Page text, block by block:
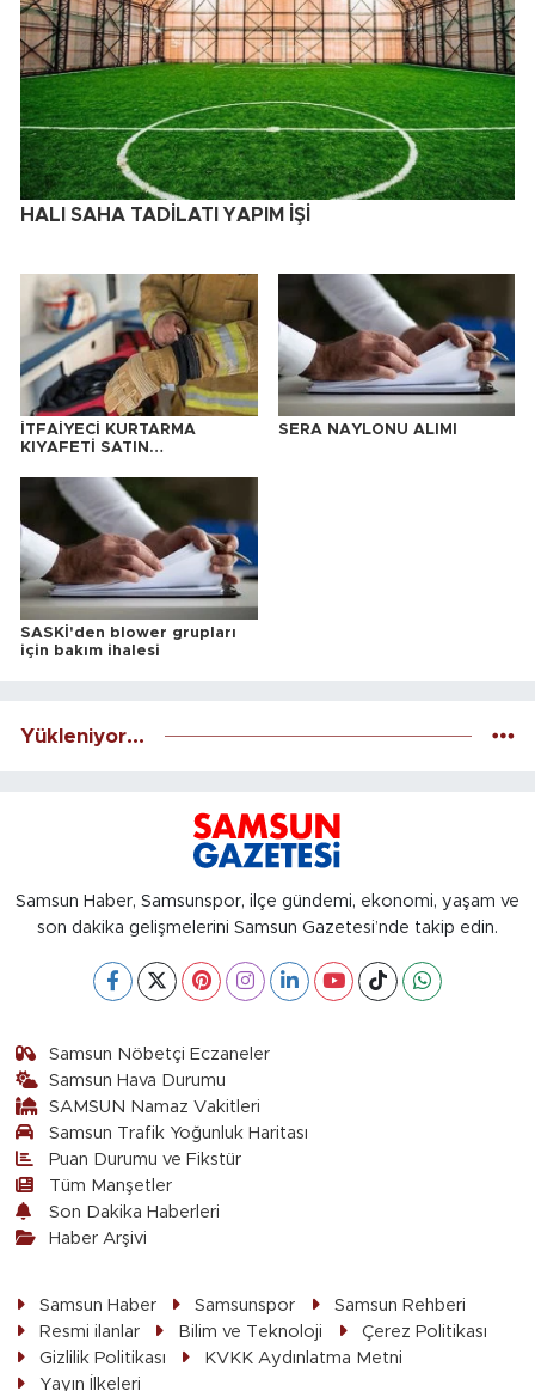
HALI SAHA TADİLATI YAPIM İŞİ
İTFAİYECİ KURTARMA
KIYAFETİ SATIN
SERA NAYLONU ALIMI
SASKİ'den blower grupları
için bakım ihalesi
Yükleniyor...
Samsun Haber, Samsunspor, ilçe gündemi, ekonomi, yaşam ve
son dakika gelişmelerini Samsun Gazetesi’nde takip edin.
Samsun Nöbetçi Eczaneler
Samsun Hava Durumu
SAMSUN Namaz Vakitleri
Samsun Trafik Yoğunluk Haritası
Puan Durumu ve Fikstür
Tüm Manşetler
Son Dakika Haberleri
Haber Arşivi
Samsun Haber Samsunspor
Samsun Rehberi
Resmi ilanlar
Bilim ve Teknoloji
Çerez Politikası
Gizlilik Politikası
KVKK Aydınlatma Metni
Yayın İlkeleri